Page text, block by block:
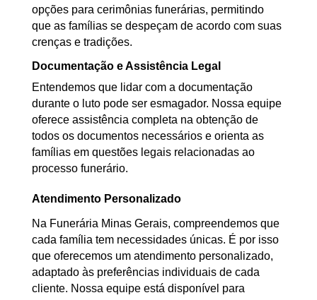
opções para cerimônias funerárias, permitindo
que as famílias se despeçam de acordo com suas
crenças e tradições.
Documentação e Assistência Legal
Entendemos que lidar com a documentação
durante o luto pode ser esmagador. Nossa equipe
oferece assistência completa na obtenção de
todos os documentos necessários e orienta as
famílias em questões legais relacionadas ao
processo funerário.
Atendimento Personalizado
Na Funerária Minas Gerais, compreendemos que
cada família tem necessidades únicas. É por isso
que oferecemos um atendimento personalizado,
adaptado às preferências individuais de cada
cliente. Nossa equipe está disponível para